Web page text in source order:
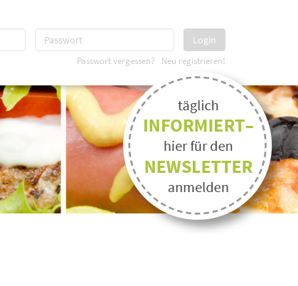
Login
Passwort vergessen? Neu registrieren!